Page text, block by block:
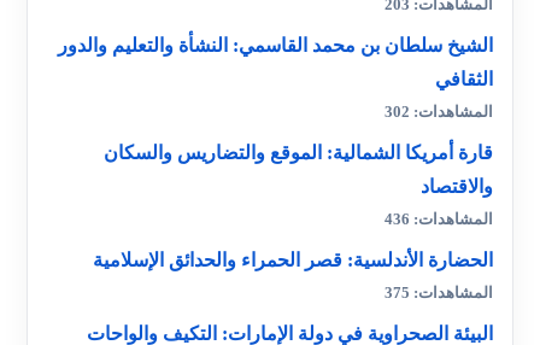
المشاهدات: 203
الشيخ سلطان بن محمد القاسمي: النشأة والتعليم والدور
الثقافي
المشاهدات: 302
قارة أمريكا الشمالية: الموقع والتضاريس والسكان
والاقتصاد
المشاهدات: 436
الحضارة الأندلسية: قصر الحمراء والحدائق الإسلامية
المشاهدات: 375
البيئة الصحراوية في دولة الإمارات: التكيف والواحات